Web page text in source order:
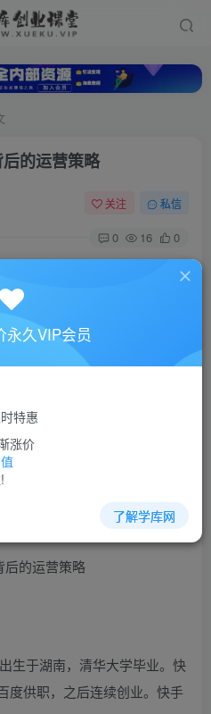
后的运营策略
关注 私信
0 16 0
营策略
看
购买
建议登陆后购买，可保存购买订单
后的运营策略
生于湖南，清华大学毕业。快
度供职，之后连续创业。快手
永久VIP会员
特惠
涨价
了解学库网